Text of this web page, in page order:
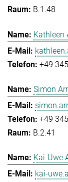
B.1.48
Kathleen
+49
Simon
+49
B.2.41
Kai-Uwe
kai-